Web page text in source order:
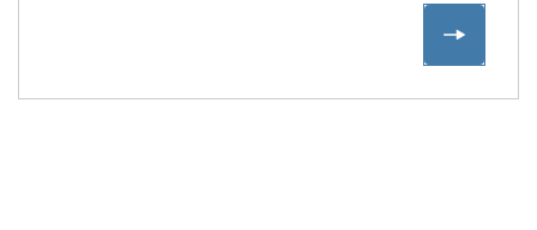
Mein